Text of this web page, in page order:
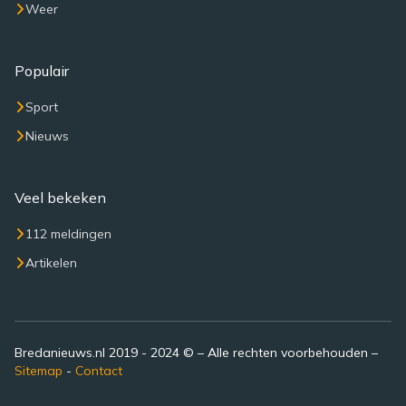
Weer
Populair
Sport
Nieuws
Veel bekeken
112 meldingen
Artikelen
Bredanieuws.nl 2019 - 2024 © – Alle rechten voorbehouden –
Sitemap - Contact